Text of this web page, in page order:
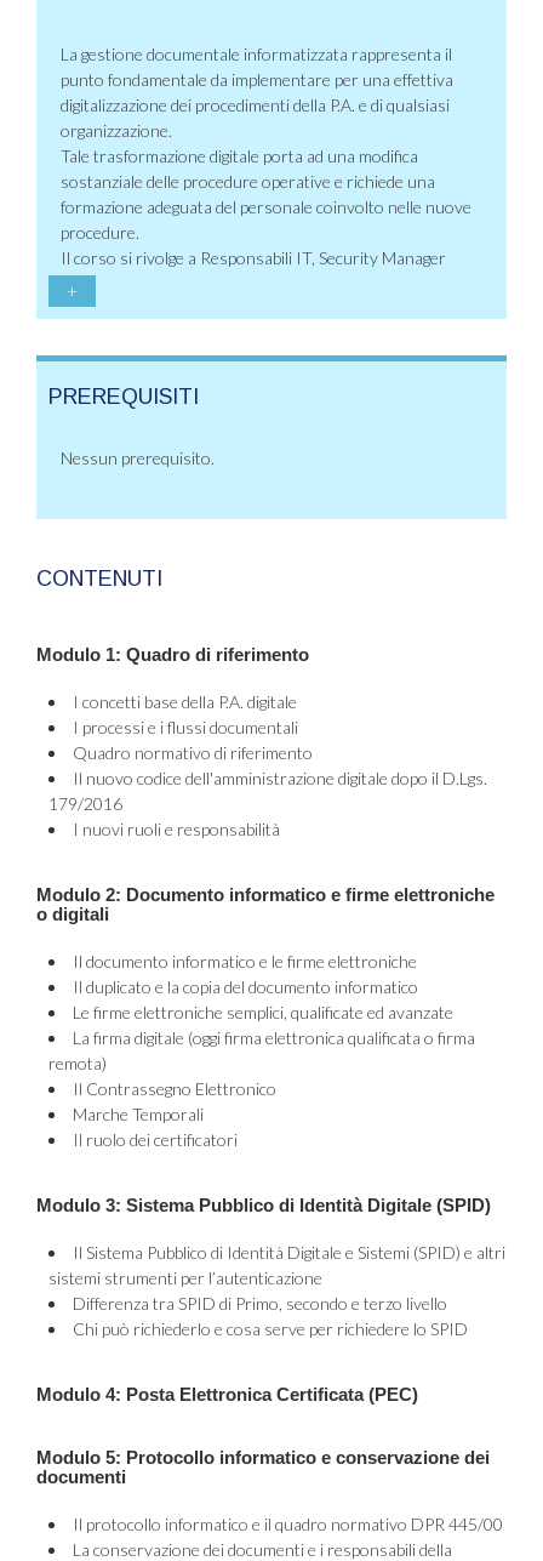
La gestione documentale informatizzata rappresenta il
punto fondamentale da implementare per una effettiva
digitalizzazione dei procedimenti della P.A. e di qualsiasi
organizzazione.
Tale trasformazione digitale porta ad una modifica
sostanziale delle procedure operative e richiede una
formazione adeguata del personale coinvolto nelle nuove
procedure.
Il corso si rivolge a Responsabili IT, Security Manager
+
PREREQUISITI
Nessun prerequisito.
CONTENUTI
Modulo 1: Quadro di riferimento
I concetti base della P.A. digitale
I processi e i flussi documentali
Quadro normativo di riferimento
Il nuovo codice dell'amministrazione digitale dopo il D.Lgs.
179/2016
I nuovi ruoli e responsabilità
Modulo 2: Documento informatico e firme elettroniche
o digitali
Il documento informatico e le firme elettroniche
Il duplicato e la copia del documento informatico
Le firme elettroniche semplici, qualificate ed avanzate
La firma digitale (oggi firma elettronica qualificata o firma
remota)
Il Contrassegno Elettronico
Marche Temporali
Il ruolo dei certificatori
Modulo 3: Sistema Pubblico di Identità Digitale (SPID)
Il Sistema Pubblico di Identità Digitale e Sistemi (SPID) e altri
sistemi strumenti per l’autenticazione
Differenza tra SPID di Primo, secondo e terzo livello
Chi può richiederlo e cosa serve per richiedere lo SPID
Modulo 4: Posta Elettronica Certificata (PEC)
Modulo 5: Protocollo informatico e conservazione dei
documenti
Il protocollo informatico e il quadro normativo DPR 445/00
La conservazione dei documenti e i responsabili della